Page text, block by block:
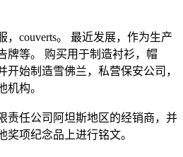
couverts。 最近发展，作为生产
牌等。 购买用于制造衬衫，帽
开始制造雪佛兰，私营保安公司，
机构。
责任公司阿坦斯地区的经销商，并
项纪念品上进行铭文。